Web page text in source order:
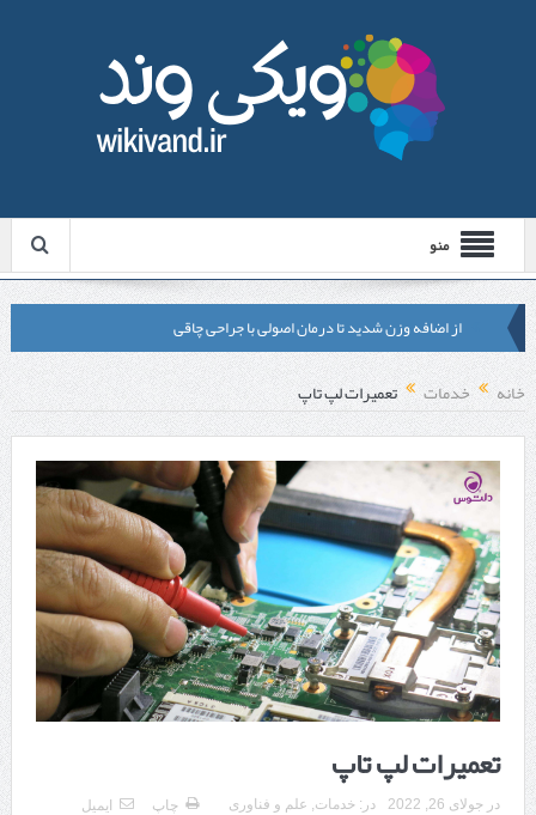
منو
از اضافه وزن شدید تا درمان اصولی با جراحی چاقی
لیزر موهای زائد شاتی یا رولی؟ مقایسه لیزرهای واقعی با شبه‌ لیزر در
مشهد
قبل از تماس با تعمیرکار ماشین ظرفشویی وستینگهاوس این موارد را
بررسی کنید
هزینه ایمپلنت دندان در ترکیه 1405 | قیمت، مزایا، معایب و مقایسه با
ایران
محصولات تراست؛ بهترین گزینه برای مراقبت از پوست
کلاس تیزهوشان برای چه دانش‌آموزانی ضروری‌تر است؟
7 سوئیت محبوب مشهد نزدیک حرم با غذا و نظر مسافران
خانه خدمات تعمیرات لپ تاپ
تعمیرات لپ تاپ
در جولای 26, 2022 در: خدمات, علم و فناوری چاپ ایمیل